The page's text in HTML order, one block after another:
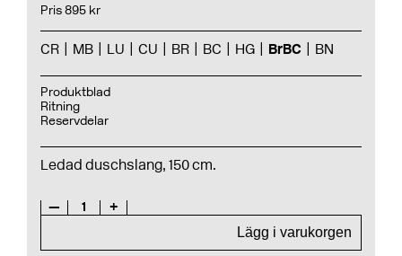
Pris 895 kr
CR MB LU CU BR BC HG BrBC BN
Produktblad
Ritning
Reservdelar
Ledad duschslang, 150 cm.
— 1
+
Lägg i varukorgen